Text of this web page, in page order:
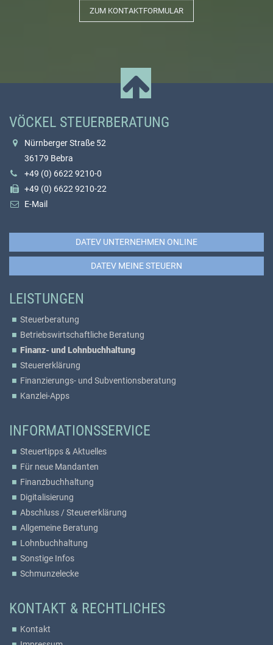
ZUM KONTAKTFORMULAR
VÖCKEL STEUERBERATUNG
Nürnberger Straße 52
36179 Bebra
+49 (0) 6622 9210-0
+49 (0) 6622 9210-22
E-Mail
DATEV UNTERNEHMEN ONLINE
DATEV MEINE STEUERN
LEISTUNGEN
Steuerberatung
Betriebswirtschaftliche Beratung
Finanz- und Lohnbuchhaltung
Steuererklärung
Finanzierungs- und Subventionsberatung
Kanzlei-Apps
INFORMATIONSSERVICE
Steuertipps & Aktuelles
Für neue Mandanten
Finanzbuchhaltung
Digitalisierung
Abschluss / Steuererklärung
Allgemeine Beratung
Lohnbuchhaltung
Sonstige Infos
Schmunzelecke
KONTAKT & RECHTLICHES
Kontakt